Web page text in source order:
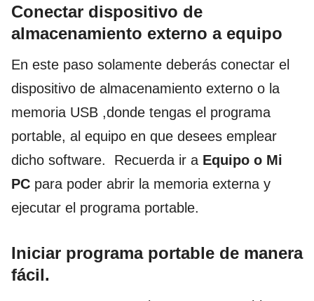
Conectar dispositivo de
almacenamiento externo a equipo
En este paso solamente deberás conectar el
dispositivo de almacenamiento externo o la
memoria USB ,donde tengas el programa
portable, al equipo en que desees emplear
dicho software. Recuerda ir a Equipo o Mi
PC para poder abrir la memoria externa y
ejecutar el programa portable.
Iniciar programa portable de manera
fácil.